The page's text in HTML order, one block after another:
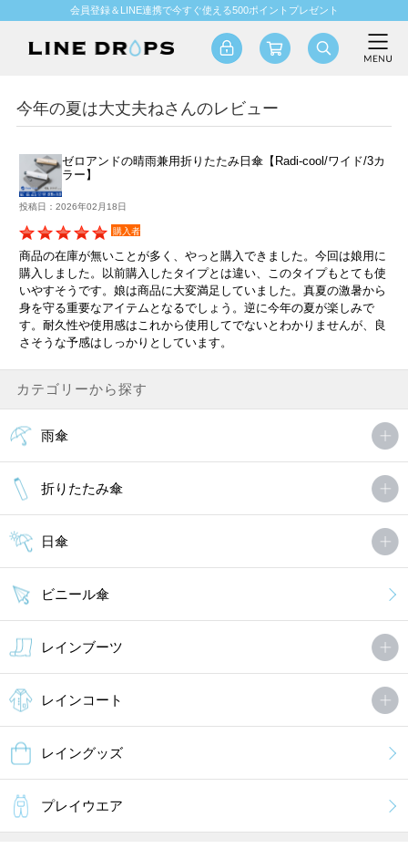
会員登録＆LINE連携で今すぐ使える500ポイントプレゼント
今年の夏は大丈夫ねさんのレビュー
ゼロアンドの晴雨兼用折りたたみ日傘【Radi-cool/ワイド/3カ
ラー】
投稿日：2026年02月18日
購入者
商品の在庫が無いことが多く、やっと購入できました。今回は娘用に
購入しました。以前購入したタイプとは違い、このタイプもとても使
いやすそうです。娘は商品に大変満足していました。真夏の激暑から
身を守る重要なアイテムとなるでしょう。逆に今年の夏が楽しみで
す。耐久性や使用感はこれから使用してでないとわかりませんが、良
さそうな予感はしっかりとしています。
カテゴリーから探す
雨傘
折りたたみ傘
日傘
ビニール傘
レインブーツ
レインコート
レイングッズ
プレイウエア